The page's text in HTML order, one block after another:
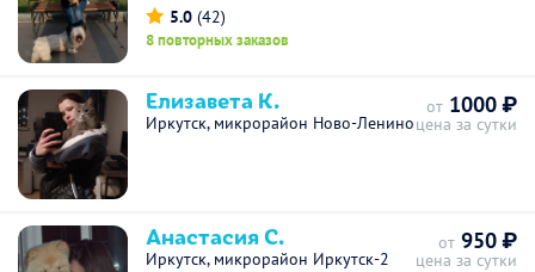
5.0 (42)
8 повторных заказов
Елизавета К.
Иркутск, микрорайон Ново-Ленино
от 1000 ₽
цена за сутки
Анастасия С.
Иркутск, микрорайон Иркутск-2
от 950 ₽
цена за сутки